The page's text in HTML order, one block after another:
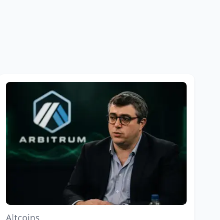
Altcoins